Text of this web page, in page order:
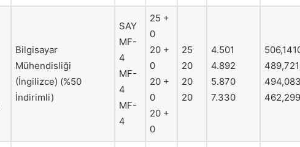
Bilgisayar
Mühendisliği
(İngilizce) (%50
İndirimli)
SAY
MF-
4
MF-
4
MF-
4
25 +
0
20 +
0
20 +
0
20 +
0
25
20
20
20
4.501
4.892
5.870
7.330